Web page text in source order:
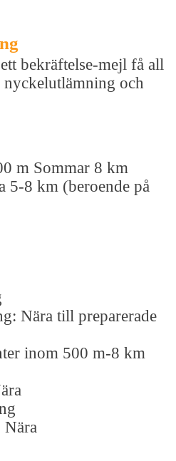
bekräftelse-mejl få all
och
m Sommar 8 km
5-8 km (beroende på
Nära till preparerade
inom 500 m-8 km
Nära